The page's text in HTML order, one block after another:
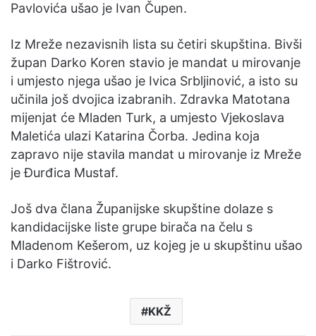
Pavlovića ušao je Ivan Čupen.
Iz Mreže nezavisnih lista su četiri skupština. Bivši
župan Darko Koren stavio je mandat u mirovanje
i umjesto njega ušao je Ivica Srbljinović, a isto su
učinila još dvojica izabranih. Zdravka Matotana
mijenjat će Mladen Turk, a umjesto Vjekoslava
Maletića ulazi Katarina Čorba. Jedina koja
zapravo nije stavila mandat u mirovanje iz Mreže
je Đurđica Mustaf.
Još dva člana Županijske skupštine dolaze s
kandidacijske liste grupe birača na čelu s
Mladenom Kešerom, uz kojeg je u skupštinu ušao
i Darko Fištrović.
KKŽ